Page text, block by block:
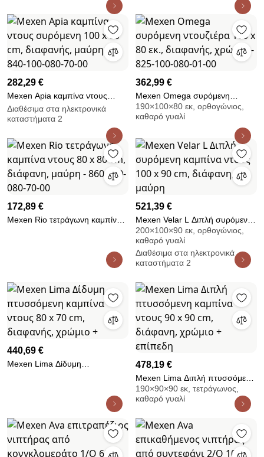
282,29 €
Mexen Apia καμπίνα ντους
συρόμενη 100 x 80 cm,
διαφανής, μαύρη - 840-100-080-
Διαθέσιμα στα ηλεκτρονικά
καταστήματα 2
362,99 €
Mexen Omega συρόμενη
ντουζιέρα 100 x 80 εκ.,
διαφανής, χρώμιο - 825-100-
190×100×80 εκ, ορθογώνιος,
καθαρό γυαλί
172,89 €
Mexen Rio τετράγωνη καμπίνα
521,39 €
Mexen Velar L Διπλή συρόμενη
καμπίνα ντους 100 x 90 cm,
διάφανη, μαύρη
200×100×90 εκ, ορθογώνιος,
καθαρό γυαλί
Διαθέσιμα στα ηλεκτρονικά
καταστήματα 2
440,69 €
Mexen Lima Δίδυμη
478,19 €
Mexen Lima Διπλή πτυσσόμενη
καμπίνα ντους 90 x 90 cm,
διάφανη, χρώμιο + επίπεδη
190×90×90 εκ, τετράγωνος,
καθαρό γυαλί